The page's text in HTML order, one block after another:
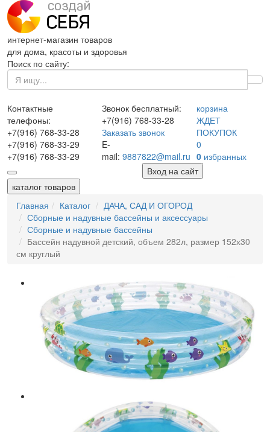
интернет-магазин товаров
для дома, красоты и здоровья
Поиск по сайту:
Контактные
телефоны:
+7(916) 768-33-28
+7(916) 768-33-29
+7(916) 768-33-29
Звонок бесплатный:
+7(916) 768-33-28
Заказать звонок
E-
mail: 9887822@mail.ru
корзина
ЖДЕТ
ПОКУПОК
0
0избранных
Вход на сайт
каталог товаров
Главная
Каталог
ДАЧА, САД И ОГОРОД
Сборные и надувные бассейны и аксессуары
Сборные и надувные бассейны
Бассейн надувной детский, объем 282л, размер 152х30
см круглый